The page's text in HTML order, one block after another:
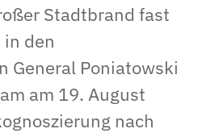
Stadtbrand fast
in den
General Poniatowski
am 19. August
nach